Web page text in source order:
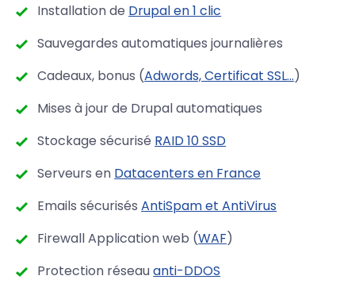
Installation de Drupal en 1 clic
Sauvegardes automatiques journalières
Cadeaux, bonus (Adwords, Certificat SSL...)
Mises à jour de Drupal automatiques
Stockage sécurisé RAID 10 SSD
Serveurs en Datacenters en France
Emails sécurisésAntiSpam et AntiVirus
Firewall Application web (WAF)
Protection réseauanti-DDOS